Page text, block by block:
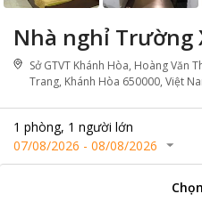
Nhà nghỉ Trường
Sở GTVT Khánh Hòa, Hoàng Văn
Trang, Khánh Hòa 650000, Việt
1 phòng, 1 người lớn
07/08/2026 - 08/08/2026